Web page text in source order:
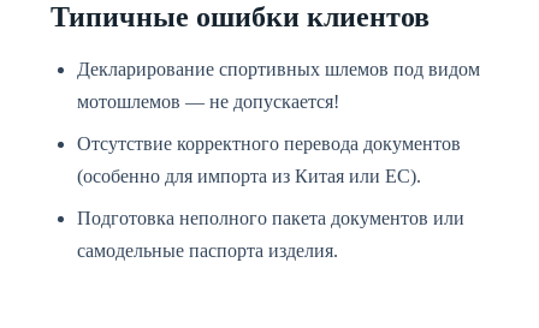
Типичные ошибки клиентов
Декларирование спортивных шлемов под видом
мотошлемов — не допускается!
Отсутствие корректного перевода документов
(особенно для импорта из Китая или ЕС).
Подготовка неполного пакета документов или
самодельные паспорта изделия.